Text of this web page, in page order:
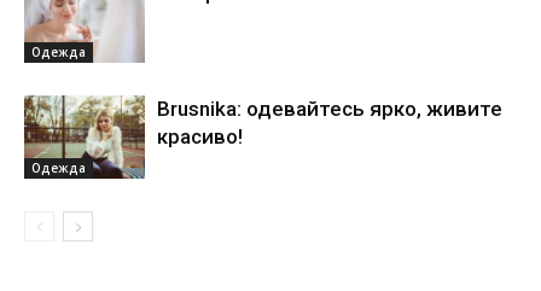
Одежда
Одежда
Brusnika: одевайтесь ярко, живите
красиво!